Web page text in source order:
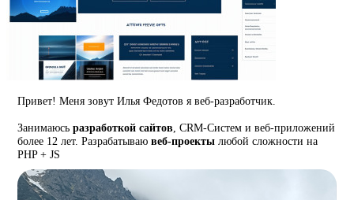
Привет! Меня зовут Илья Федотов я веб-разработчик.
Занимаюсьразработкой сайтов , CRM-Систем и веб-приложений
более 12 лет. Разрабатываювеб-проекты любой сложности на
PHP + JS